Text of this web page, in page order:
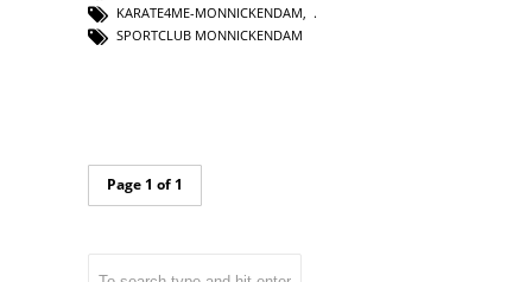
KARATE4ME-MONNICKENDAM
SPORTCLUB MONNICKENDAM
Page 1 of 1